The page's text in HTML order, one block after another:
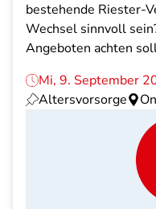
bestehende Riester-
Wechsel sinnvoll
Angeboten achten
Mi, 9. September
Altersvorsorge